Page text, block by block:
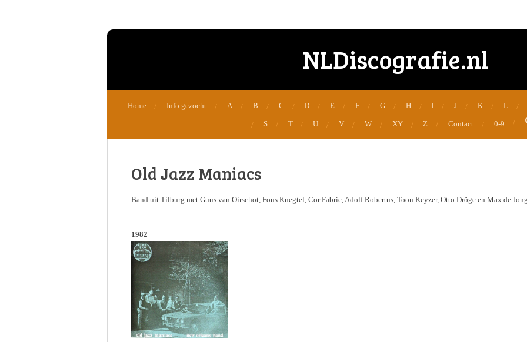
NLDiscografie.nl
Home Info gezocht A B C D E F G H I J K L
S T U V W XY Z Contact 0-9
Old Jazz Maniacs
Band uit Tilburg met Guus van Oirschot, Fons Knegtel, Cor Fabrie, Adolf Robertus, Toon Keyzer, Otto Dröge en Max de
1982